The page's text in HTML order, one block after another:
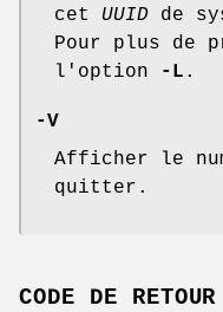
cet UUID de
Pour plus de
l'option
-L .
-V
Afficher le
quitter.
CODE DE RETOUR